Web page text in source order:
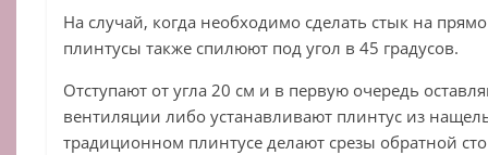
На случай, когда необходимо сделать стык на
плинтусы также спилюют под угол в 45 градусов.
Отступают от угла 20 см и в первую очередь
вентиляции либо устанавливают плинтус из
традиционном плинтусе делают срезы обратной